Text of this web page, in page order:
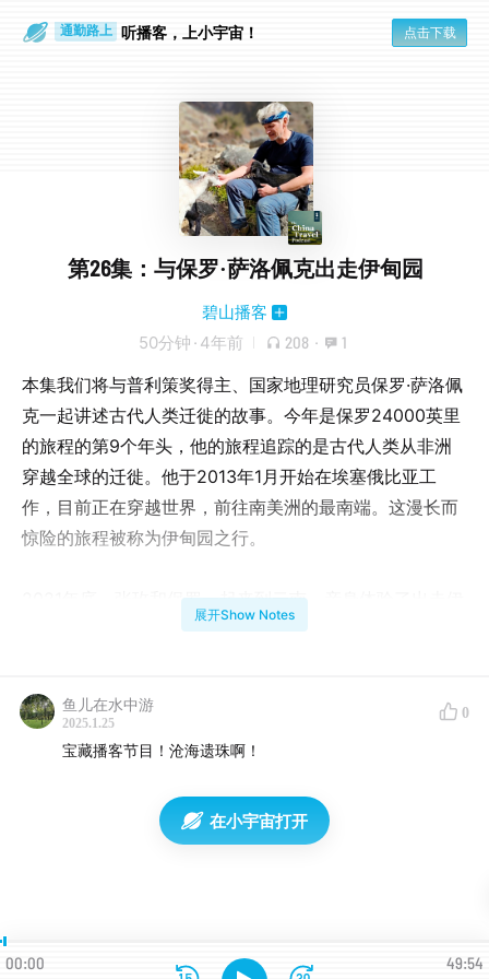
通勤路上 听播客，上小宇宙！ 点击下载
第26集：与保罗·萨洛佩克出走伊甸园
碧山播客
50分钟 · 4年前 208 · 1
本集我们将与普利策奖得主、国家地理研究员保罗·萨洛佩
克一起讲述古代人类迁徙的故事。今年是保罗24000英里
的旅程的第9个年头，他的旅程追踪的是古代人类从非洲
穿越全球的迁徙。他于2013年1月开始在埃塞俄比亚工
作，目前正在穿越世界，前往南美洲的最南端。这漫长而
惊险的旅程被称为伊甸园之行。
2021年底，张玫和保罗一起来到云南，亲身体验了出走伊
甸园的日常生活。后来保罗去了四川，在那里他继续征
展开Show Notes
鱼儿在水中游
2025.1.25
0
宝藏播客节目！沧海遗珠啊！
在小宇宙打开
00:00 49:54